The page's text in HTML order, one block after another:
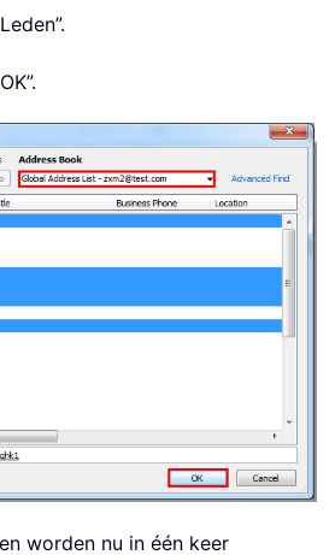
worden nu in één keer